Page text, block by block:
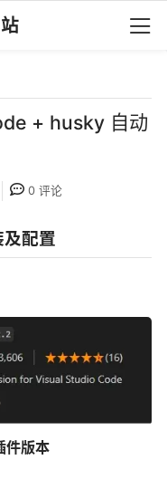
+ husky 自动
0 评论
配置
版本